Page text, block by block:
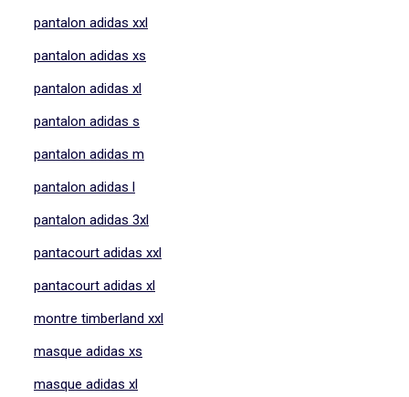
pantalon adidas xxl
pantalon adidas xs
pantalon adidas xl
pantalon adidas s
pantalon adidas m
pantalon adidas l
pantalon adidas 3xl
pantacourt adidas xxl
pantacourt adidas xl
montre timberland xxl
masque adidas xs
masque adidas xl